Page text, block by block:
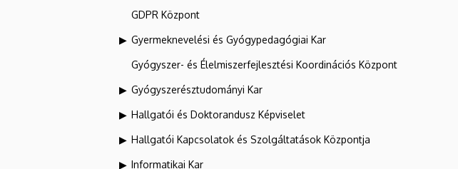
GDPR Központ
Gyermeknevelési és Gyógypedagógiai Kar
Gyógyszer- és Élelmiszerfejlesztési Koordinációs Központ
Gyógyszerésztudományi Kar
Hallgatói és Doktorandusz Képviselet
Hallgatói Kapcsolatok és Szolgáltatások Központja
Informatikai Kar